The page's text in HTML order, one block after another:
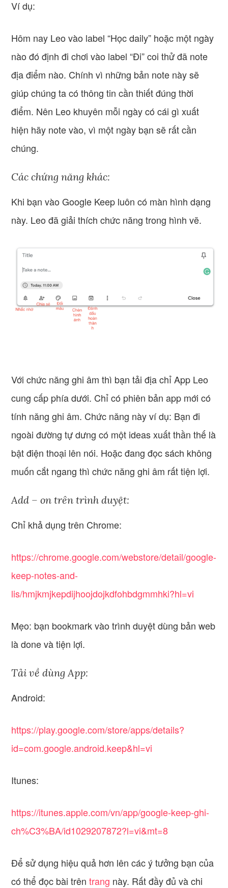
Ví dụ:
Hôm nay Leo vào label “Học daily” hoặc một ngày
nào đó định đi chơi vào label “Đi” coi thử đã note
địa điểm nào. Chính vì những bản note này sẽ
giúp chúng ta có thông tin cần thiết đúng thời
điểm. Nên Leo khuyên mỗi ngày có cái gì xuất
hiện hãy note vào, vì một ngày bạn sẽ rất cần
chúng.
Các chứng năng khác:
Khi bạn vào Google Keep luôn có màn hình dạng
này. Leo đã giải thích chức năng trong hình vẽ.
Với chức năng ghi âm thì bạn tải địa chỉ App Leo
cung cấp phía dưới. Chỉ có phiên bản app mới có
tính năng ghi âm. Chức năng này ví dụ: Bạn đi
ngoài đường tự dưng có một ideas xuất thần thế là
bật điện thoại lên nói. Hoặc đang đọc sách không
muốn cắt ngang thì chức năng ghi âm rất tiện lợi.
Add – on trên trình duyệt:
Chỉ khả dụng trên Chrome:
https://chrome.google.com/webstore/detail/google-
keep-notes-and-
lis/hmjkmjkepdijhoojdojkdfohbdgmmhki?hl=vi
Mẹo: bạn bookmark vào trình duyệt dùng bản web
là done và tiện lợi.
Tải về dùng App:
Android:
https://play.google.com/store/apps/details?
id=com.google.android.keep&hl=vi
Itunes:
https://itunes.apple.com/vn/app/google-keep-ghi-
ch%C3%BA/id1029207872?l=vi&mt=8
Để sử dụng hiệu quả hơn lên các ý tưởng bạn của
có thể đọc bài trêntrang này. Rất đầy đủ và chi